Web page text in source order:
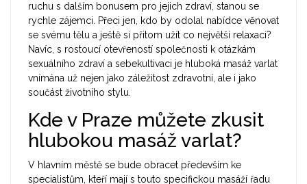
ruchu s dalším bonusem pro jejich zdraví, stanou se
rychle zájemci. Přeci jen, kdo by odolal nabídce věnovat
se svému tělu a ještě si přitom užít co největší relaxaci?
Navíc, s rostoucí otevřeností společnosti k otázkám
sexuálního zdraví a sebekultivaci je hluboká masáž varlat
vnímána už nejen jako záležitost zdravotní, ale i jako
součást životního stylu.
Kde v Praze můžete zkusit
hlubokou masáž varlat?
V hlavním městě se bude obracet především ke
specialistům, kteří mají s touto specifickou masáží řadu